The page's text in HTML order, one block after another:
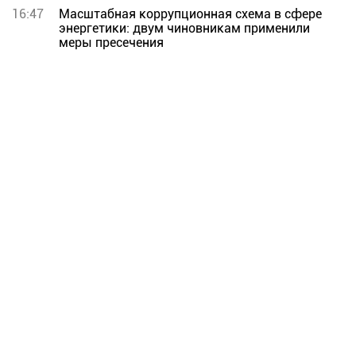
16:47
Масштабная коррупционная схема в сфере
энергетики: двум чиновникам применили
меры пресечения